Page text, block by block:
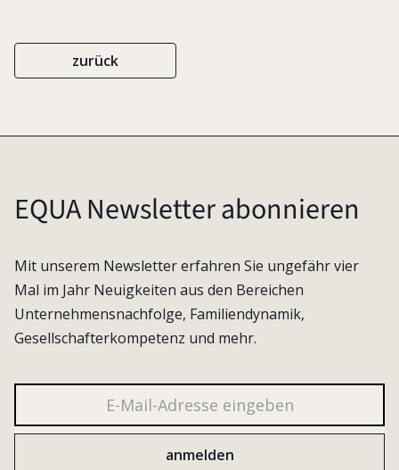
zurück
EQUA Newsletter abonnieren
Mit unserem Newsletter erfahren Sie ungefähr vier
Mal im Jahr Neuigkeiten aus den Bereichen
Unternehmensnachfolge, Familiendynamik,
Gesellschafterkompetenz und mehr.